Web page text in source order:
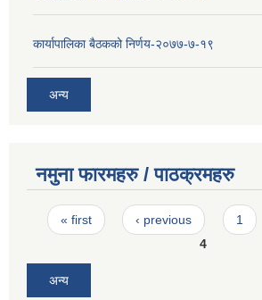
कार्यापालिका बैठकको निर्णय-२०७७-७-१९
अन्य
नमुना फारमहरु / पाठक्रमहरु
Pages
« first ‹ previous 1
4
अन्य